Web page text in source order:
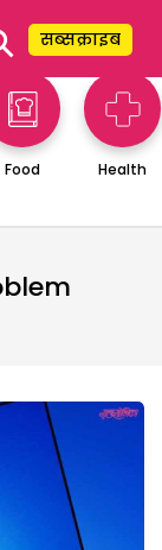
सब्सक्राइब
Food Health